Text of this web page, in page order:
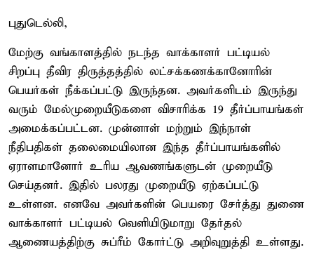
புதுடெல்லி,
மேற்கு வங்காளத்தில் நடந்த வாக்காளர் பட்டியல்
சிறப்பு தீவிர திருத்தத்தில் லட்சக்கணக்கானோரின்
பெயர்கள் நீக்கப்பட்டு இருந்தன. அவர்களிடம் இருந்து
வரும் மேல்முறையீடுகளை விசாரிக்க 19 தீர்ப்பாயங்கள்
அமைக்கப்பட்டன. முன்னாள் மற்றும் இந்நாள்
நீதிபதிகள் தலைமையிலான இந்த தீர்ப்பாயங்களில்
ஏராளமானோர் உரிய ஆவணங்களுடன் முறையீடு
செய்தனர். இதில் பலரது முறையீடு ஏற்கப்பட்டு
உள்ளன. எனவே அவர்களின் பெயரை சேர்த்து துணை
வாக்காளர் பட்டியல் வெளியிடுமாறு தேர்தல்
ஆணையத்திற்கு சுப்ரீம் கோர்ட்டு அறிவுறுத்தி உள்ளது.